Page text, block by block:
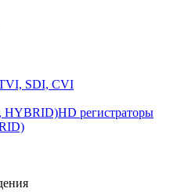
SDI, CVI
HYBRID)HD регистраторы